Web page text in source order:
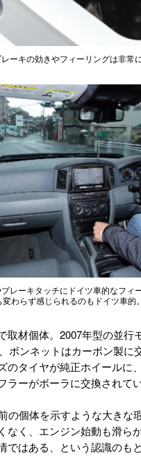
ーキの効きやフィーリングは非常
レーキタッチにドイツ車的なフィ
わらず感じられるのもドイツ車的。
取材個体。2007年型の並行
ボンネットはカーボン製に
のタイヤが純正ホイールに
ラーがボーラに交換されて
の個体を示すような大きな
なく、エンジン始動も滑ら
ではある、という認識のも